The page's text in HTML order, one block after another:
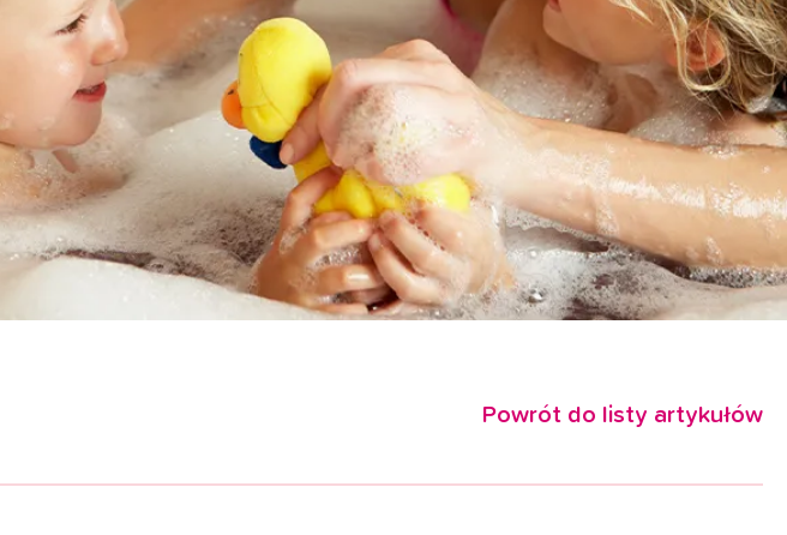
Powrót do listy artykułów